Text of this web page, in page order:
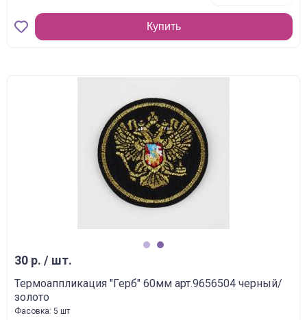
Купить
30 р. / шт.
Термоаппликация "Герб" 60мм арт.9656504 черный/
золото
Фасовка: 5 шт